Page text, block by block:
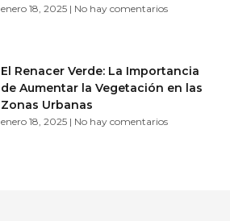
enero 18, 2025 No hay comentarios
El Renacer Verde: La Importancia
de Aumentar la Vegetación en las
Zonas Urbanas
enero 18, 2025 No hay comentarios